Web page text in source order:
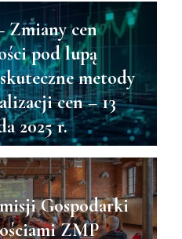
Zmiany cen
pod lupą
metody
cen – 13
2025 r.
Gospodarki
ZMP